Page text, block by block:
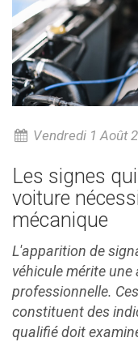
Vendredi 1 Août
Les signes
voiture
mécanique
L'apparition de
véhicule mérite
professionnelle.
constituent des
qualifié doit